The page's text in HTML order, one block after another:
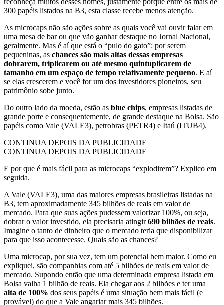
300 papéis listados na B3, esta classe recebe menos atenção.
As microcaps não são ações sobre as quais você vai ouvir falar em
uma mesa de bar ou que vão ganhar destaque no Jornal Nacional,
geralmente. Mas é aí que está o “pulo do gato”: por serem
pequeninas, as chances são mais altas dessas empresas
dobrarem, triplicarem ou até mesmo quintuplicarem de
tamanho em um espaço de tempo relativamente pequeno. E aí
se elas crescerem e você for um dos investidores pioneiros, seu
patrimônio sobe junto.
Do outro lado da moeda, estão as blue chips, empresas listadas de
grande porte e consequentemente, de grande destaque na Bolsa. São
papéis como Vale (VALE3), petrobras (PETR4) e Itaú (ITUB4).
CONTINUA DEPOIS DA PUBLICIDADE
CONTINUA DEPOIS DA PUBLICIDADE
E por que é mais fácil para as microcaps “explodirem”? Explico em
seguida.
A Vale (VALE3), uma das maiores empresas brasileiras listadas na
B3, tem aproximadamente 345 bilhões de reais em valor de
mercado. Para que suas ações pudessem valorizar 100%, ou seja,
dobrar o valor investido, ela precisaria atingir690 bilhões de reais.
Imagine o tanto de dinheiro que o mercado teria que disponibilizar
para que isso acontecesse. Quais são as chances?
Uma microcap, por sua vez, tem um potencial bem maior. Como eu
expliquei, são companhias com até 5 bilhões de reais em valor de
mercado. Supondo então que uma determinada empresa listada em
Bolsa valha 1 bilhão de reais. Ela chegar aos 2 bilhões e ter uma
alta de 100% dos seus papéis é uma situação bem mais fácil (e
provável) do que a Vale angariar mais 345 bilhões.